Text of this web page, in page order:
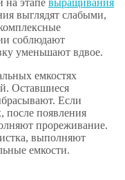
выглядят слабыми,
соблюдают
уменьшают вдвое.
емкостях
Оставшиеся
Если
появления
прореживание.
выполняют
емкости.